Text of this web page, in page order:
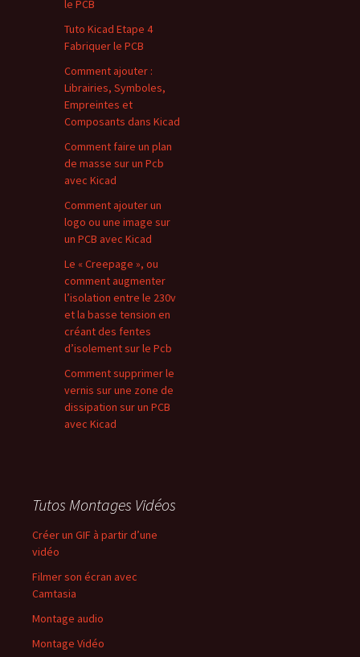
le PCB
Tuto Kicad Etape 4
Fabriquer le PCB
Comment ajouter :
Librairies, Symboles,
Empreintes et
Composants dans Kicad
Comment faire un plan
de masse sur un Pcb
avec Kicad
Comment ajouter un
logo ou une image sur
un PCB avec Kicad
Le « Creepage », ou
comment augmenter
l’isolation entre le 230v
et la basse tension en
créant des fentes
d’isolement sur le Pcb
Comment supprimer le
vernis sur une zone de
dissipation sur un PCB
avec Kicad
Tutos Montages Vidéos
Créer un GIF à partir d’une
vidéo
Filmer son écran avec
Camtasia
Montage audio
Montage Vidéo